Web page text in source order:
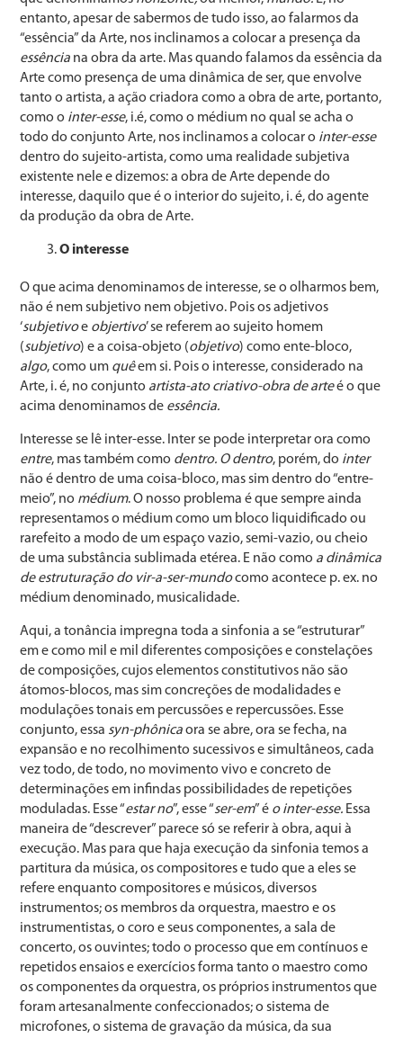
entanto, apesar de sabermos de tudo isso, ao falarmos da
“essência” da Arte, nos inclinamos a colocar a presença da
essência na obra da arte. Mas quando falamos da essência da
Arte como presença de uma dinâmica de ser, que envolve
tanto o artista, a ação criadora como a obra de arte, portanto,
como o inter-esse, i.é, como o médium no qual se acha o
todo do conjunto Arte, nos inclinamos a colocar o inter-esse
dentro do sujeito-artista, como uma realidade subjetiva
existente nele e dizemos: a obra de Arte depende do
interesse, daquilo que é o interior do sujeito, i. é, do agente
da produção da obra de Arte.
O interesse
O que acima denominamos de interesse, se o olharmos bem,
não é nem subjetivo nem objetivo. Pois os adjetivos
‘subjetivoe objertivo’ se referem ao sujeito homem
(subjetivo) e a coisa-objeto (objetivo) como ente-bloco,
algo, como um quêem si. Pois o interesse, considerado na
Arte, i. é, no conjunto artista-ato criativo-obra de arteé o que
acima denominamos de essência.
Interesse se lê inter-esse. Inter se pode interpretar ora como
entre, mas também como dentro. O dentro, porém, do inter
não é dentro de uma coisa-bloco, mas sim dentro do “entre-
meio”, no médium. O nosso problema é que sempre ainda
representamos o médium como um bloco liquidificado ou
rarefeito a modo de um espaço vazio, semi-vazio, ou cheio
de uma substância sublimada etérea. E não como a dinâmica
de estruturação do vir-a-ser-mundocomo acontece p. ex. no
médium denominado, musicalidade.
Aqui, a tonância impregna toda a sinfonia a se “estruturar”
em e como mil e mil diferentes composições e constelações
de composições, cujos elementos constitutivos não são
átomos-blocos, mas sim concreções de modalidades e
modulações tonais em percussões e repercussões. Esse
conjunto, essa syn-phônicaora se abre, ora se fecha, na
expansão e no recolhimento sucessivos e simultâneos, cada
vez todo, de todo, no movimento vivo e concreto de
determinações em infindas possibilidades de repetições
moduladas. Esse “estar no”, esse “ser-em” é o inter-esse. Essa
maneira de “descrever” parece só se referir à obra, aqui à
execução. Mas para que haja execução da sinfonia temos a
partitura da música, os compositores e tudo que a eles se
refere enquanto compositores e músicos, diversos
instrumentos; os membros da orquestra, maestro e os
instrumentistas, o coro e seus componentes, a sala de
concerto, os ouvintes; todo o processo que em contínuos e
repetidos ensaios e exercícios forma tanto o maestro como
os componentes da orquestra, os próprios instrumentos que
foram artesanalmente confeccionados; o sistema de
microfones, o sistema de gravação da música, da sua